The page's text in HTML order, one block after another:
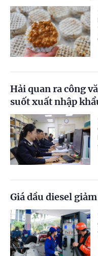
Hải quan ra công
suốt xuất nhập
Giá dầu diesel